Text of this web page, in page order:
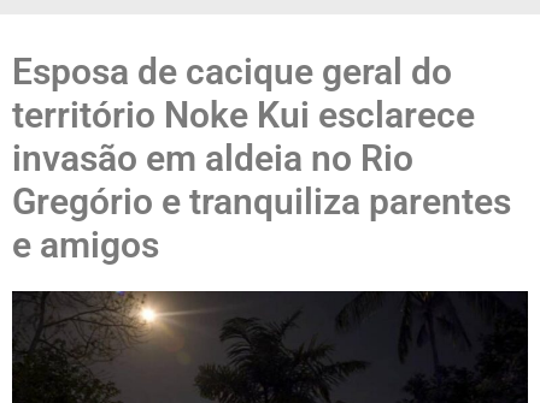
Esposa de cacique geral do
território Noke Kui esclarece
invasão em aldeia no Rio
Gregório e tranquiliza parentes
e amigos